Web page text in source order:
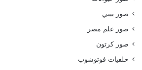
صور بيبي
صور علم مصر
صور كرتون
خلفيات فوتوشوب